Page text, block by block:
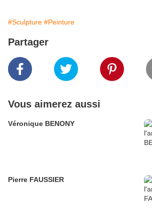
#Sculpture #Peinture
Partager
Vous aimerez aussi
Véronique BENONY
Pierre FAUSSIER